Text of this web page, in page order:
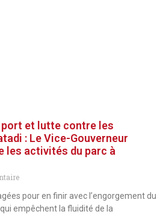
port et lutte contre les
: Le Vice-Gouverneur
les activités du parc à
pour en finir avec l’engorgement du
empêchent la fluidité de la